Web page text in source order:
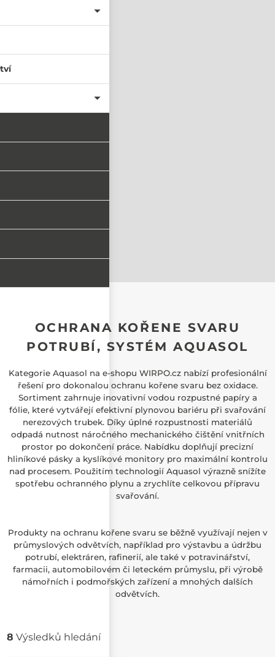
PŘIHLÁSIT SE
nastavit nové heslo
OCHRANA KOŘENE SVARU
POTRUBÍ, SYSTÉM AQUASOL
Kategorie Aquasol na e-shopu WIRPO.cz nabízí profesionální
řešení pro dokonalou ochranu kořene svaru bez oxidace.
Sortiment zahrnuje inovativní vodou rozpustné papíry a
fólie, které vytvářejí efektivní plynovou bariéru při svařování
nerezových trubek. Díky úplné rozpustnosti materiálů
odpadá nutnost náročného mechanického čištění vnitřních
prostor po dokončení práce. Nabídku doplňují precizní
hliníkové pásky a kyslíkové monitory pro maximální kontrolu
nad procesem. Použitím technologií Aquasol výrazně snížíte
spotřebu ochranného plynu a zrychlíte celkovou přípravu
svařování.
Produkty na ochranu kořene svaru se běžně využívají nejen v
průmyslových odvětvích, například pro výstavbu a údržbu
potrubí, elektráren, rafinerií, ale také v potravinářství,
farmacii, automobilovém či leteckém průmyslu, při výrobě
námořních i podmořských zařízení a mnohých dalších
odvětvích.
8 Výsledků hledání